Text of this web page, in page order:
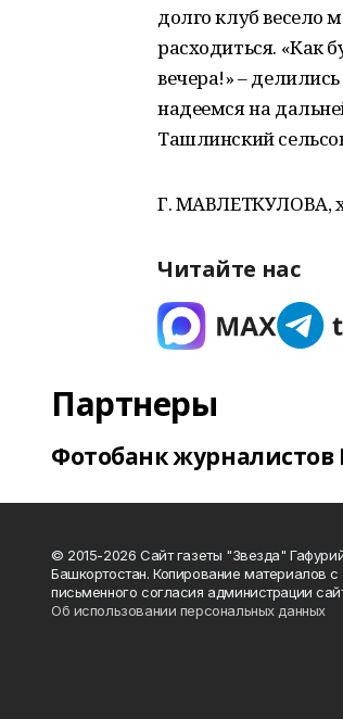
долго клуб весело
расходиться. «Как
вечера!» –
надеемся на
Ташлинский
Г. МАВЛЕТКУЛОВА,
Читайте нас
Партнеры
Фотобанк журналистов
© 2015-2026 Сайт газеты "Звезда"
Башкортостан. Копирование материалов
письменного согласия администрации
Об использовании персональных данных